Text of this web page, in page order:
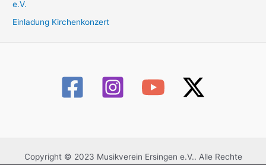
e.V.
Einladung Kirchenkonzert
Copyright © 2023 Musikverein Ersingen e.V.. Alle Rechte